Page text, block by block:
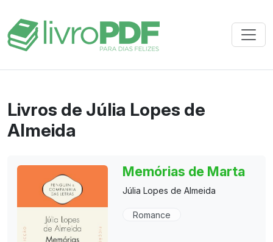
Livros de Júlia Lopes de
Almeida
Memórias de Marta
Júlia Lopes de Almeida
Romance